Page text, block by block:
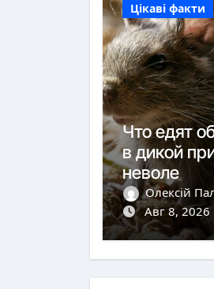
Цікаві факти
Что едят
в дикой
неволе
Олексій
Авг 8, 2026